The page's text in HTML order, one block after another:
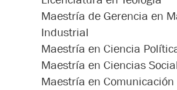
Maestría de Gerencia en
Industrial
Maestría en Ciencia
Maestría en Ciencias
Maestría en Comunicación